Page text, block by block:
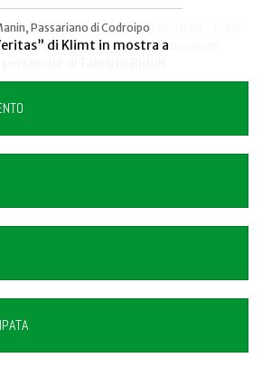
Passariano di Codroipo
di Klimt in mostra a
25, Camino al Tagliamento, 10.00 - 17.00
sabato e domenica, previo appuntamento